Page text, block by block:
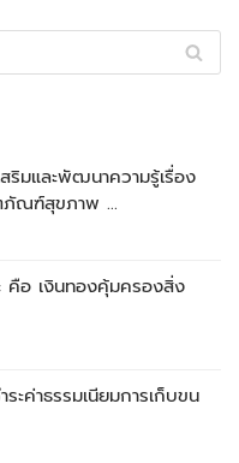
ริมและพัฒนาความรู้เรื่อง
ตภัณฑ์สุขภาพ …
คือ เงินทองคุ้มครองสิ่ง
ะค่าธรรมเนียมการเก็บขน